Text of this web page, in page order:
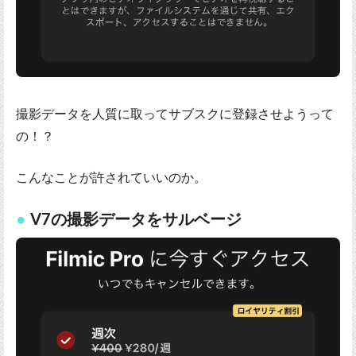
撮影データを人質に取ってサブスクに登録させようって
の！？
こんなことが許されていいのか。
V7の撮影データをサルベージ